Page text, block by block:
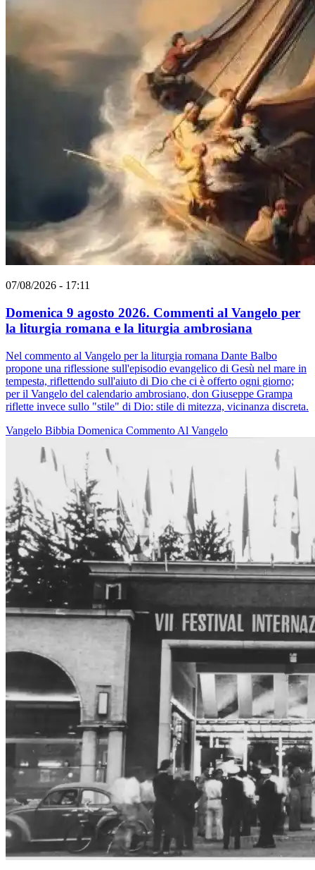
07/08/2026 - 17:11
Domenica 9 agosto 2026. Commenti al Vangelo per
la liturgia romana e la liturgia ambrosiana
Nel commento al Vangelo per la liturgia romana Dante Balbo
propone una riflessione sull'episodio evangelico di Gesù nel mare in
tempesta, riflettendo sull'aiuto di Dio che ci è offerto ogni giorno;
per il Vangelo del calendario ambrosiano, don Giuseppe Grampa
riflette invece sullo "stile" di Dio: stile di mitezza, vicinanza discreta.
Vangelo Bibbia Domenica Commento Al Vangelo